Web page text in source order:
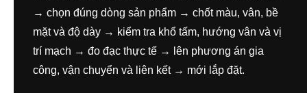
→ chọn đúng dòng sản phẩm → chốt màu, vân, bề
mặt và độ dày → kiểm tra khổ tấm, hướng vân và vị
trí mạch → đo đạc thực tế → lên phương án gia
công, vận chuyển và liên kết → mới lắp đặt.